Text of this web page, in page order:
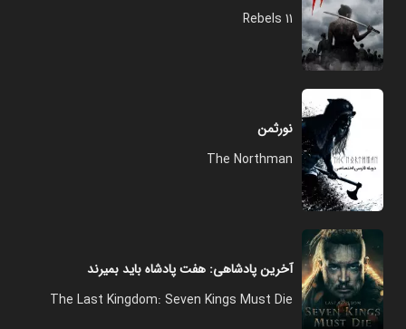
11 Rebels
نورثمن
The Northman
آخرین پادشاهی: هفت پادشاه باید بمیرند
The Last Kingdom: Seven Kings Must Die